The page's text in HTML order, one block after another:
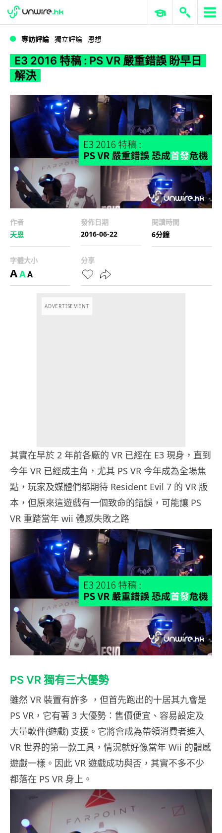
E3 2016 特稿 : PS VR 嚴重錯誤 盼早日解決
WWDC 2026 ERP 與商業 AI
專訪評論 獨立評論 恩想
E3 2016 特稿 : PS VR 嚴重錯誤 盼早日
解決
作者
天恩
發佈日期
2016-06-22
閱讀時間
6分鐘
字體大小
AAA
分享
ADVERTISEMENT
其實在早於 2 年前各廠的 VR 已經在 E3 現身，直到
今年 VR 已經成主角，尤其 PS VR 今年成為全場焦
點，玩家及媒體們都期待 Resident Evil 7 的 VR 版
本，但原來這遊戲有一個致命的錯誤，可能讓 PS
VR 重踏當年 wii 體感失敗之路
PS VR 獨有三大優勢
雖然 VR 裝置有許多 ，但首先跑出的十居其九會是
PS VR，它有著 3 大優勢：售價便宜、容易設定及
大量軟件(遊戲) 支援。它將會成為帶領消費者進入
VR 世界的第一款工具，情況就好像當年 Wii 的體感
遊戲一樣。因此 VR 遊戲成功與否，其實不多不少
都落在 PS VR 身上。